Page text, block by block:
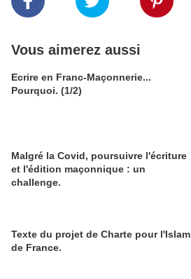
Vous aimerez aussi
Ecrire en Franc-Maçonnerie...
Pourquoi. (1/2)
Malgré la Covid, poursuivre l'écriture
et l'édition maçonnique : un
challenge.
Texte du projet de Charte pour l'Islam
de France.